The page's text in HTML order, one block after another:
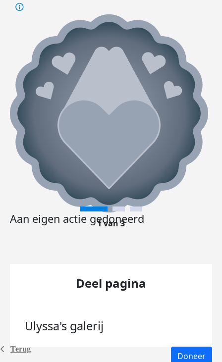
Terug
Aan eigen actie gedoneerd
1 van 3
Deel pagina
Ulyssa's galerij
Doneer